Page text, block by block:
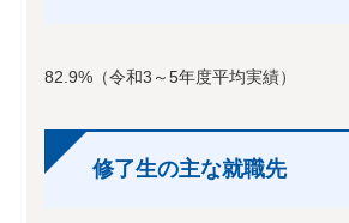
82.9%（令和3～5年度平均実績）
修了生の主な就職先